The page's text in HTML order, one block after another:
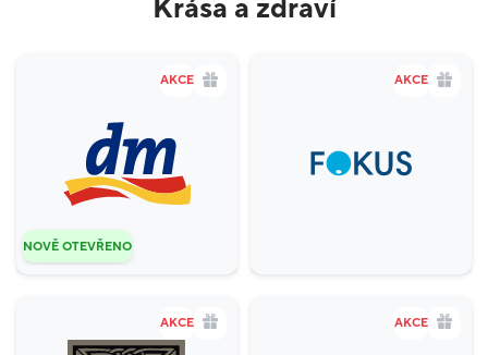
Krása a zdraví
NOVĚ OTEVŘENO
AKCE AKCE
AKCE AKCE